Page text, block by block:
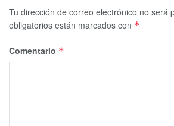
Tu dirección de correo electrónico no será
obligatorios están marcados con *
Comentario *